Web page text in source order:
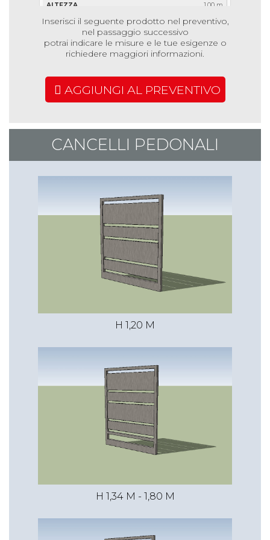
1,00 m
2,00 m
€ 69,64
€ 39,25
€ 50,42
€ 69,47
1,45 m
€ 142,11
Inserisci il seguente prodotto nel preventivo,
nel passaggio successivo
potrai indicare le misure e le tue esigenze o
richiedere maggiori informazioni.
AGGIUNGI AL PREVENTIVO
CANCELLI PEDONALI
H 1,20 M
H 1,34 M - 1,80 M